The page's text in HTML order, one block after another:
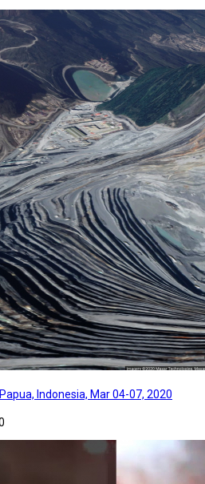
Indonesia, Mar 04-07, 2020